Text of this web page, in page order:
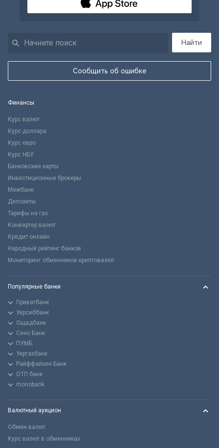
Найти
Сообщить об ошибке
Финансы
Курс валют
Курс доллара
Курс евро
Курс НБУ
Банковские карты
Инвестиционные брокеры
Межбанк
Депозиты
Тарифы на газ
Конвертер валют
Кредит онлайн
Народный рейтинг банков
Мониторинг обменников криптовалют
Популярные банки
Приватбанк
Укрсиббанк
Ощадбанк
Сенс Банк
ПУМБ
Укргазбанк
Райффайзен Банк
ОТП банк
monobank
Валютный аукцион
Обмен валют
Курс валют в обменниках